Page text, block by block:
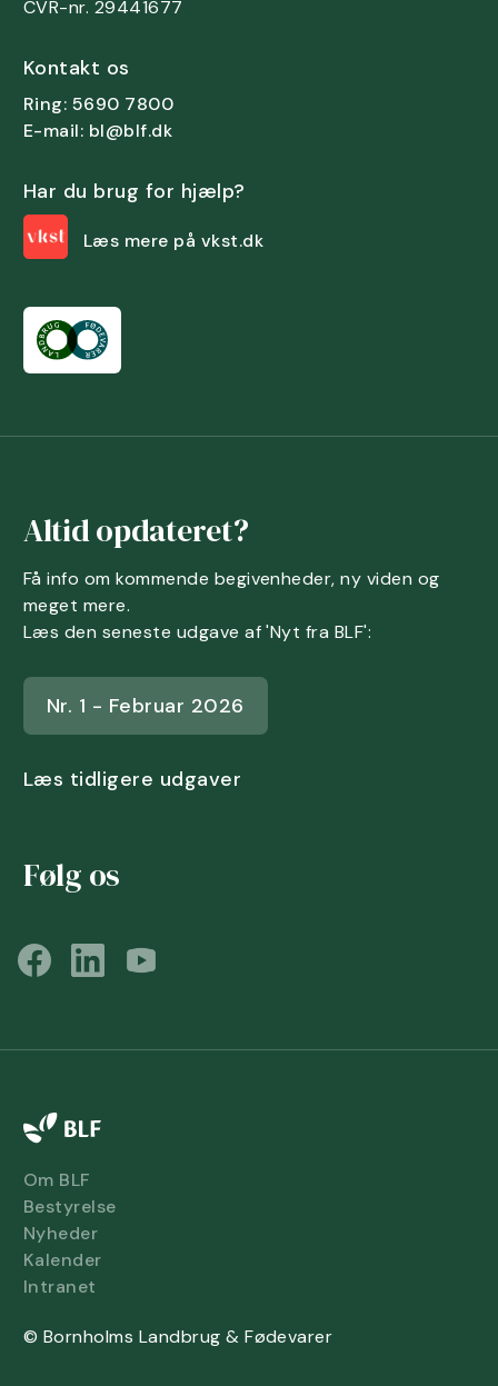
CVR-nr. 29441677
Kontakt os
Ring: 5690 7800
E-mail: bl@blf.dk
Har du brug for hjælp?
Læs mere på vkst.dk
Altid opdateret?
Få info om kommende begivenheder, ny viden og
meget mere.
Læs den seneste udgave af 'Nyt fra BLF':
Nr. 1 - Februar 2026
Læs tidligere udgaver
Følg os
Om BLF
Bestyrelse
Nyheder
Kalender
Intranet
© Bornholms Landbrug & Fødevarer